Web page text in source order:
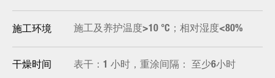
施工环境 施工及养护温度>10 °C；相对湿度<80%
干燥时间 表干：1 小时，重涂间隔： 至少6小时